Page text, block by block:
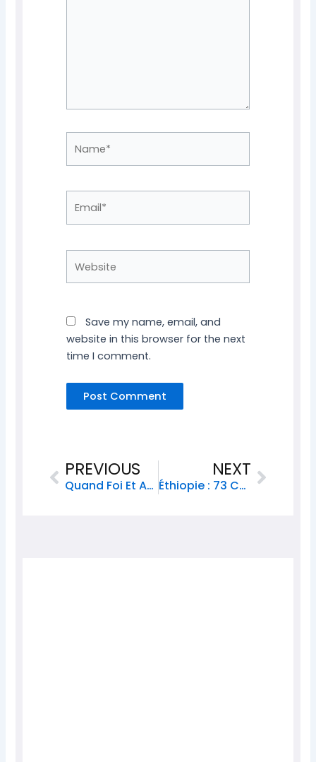
Save my name, email, and
website in this browser for the next
time I comment.
Prev
PREVIOUS
Quand Foi Et Action Se Rencontrent : RVC Et HTC S’unissent Pour Redonner Espoir Aux Détenus
NEXT
Éthiopie : 73 Combattants De L’OLA Choisissent La Paix
Next